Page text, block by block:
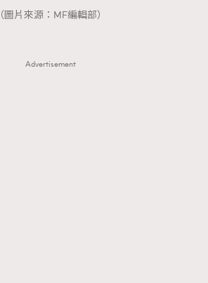
（圖片來源：MF編輯部）
Advertisement